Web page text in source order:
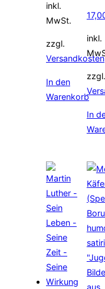
inkl.
MwSt.
zzgl.
Versandkosten
In den
Warenkorb
inkl.
zzgl.
In